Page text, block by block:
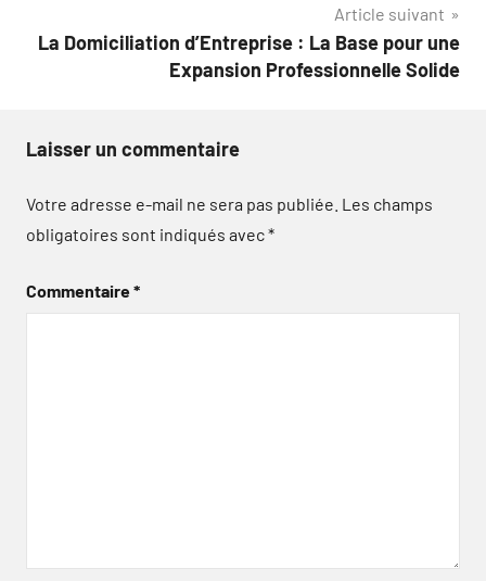
Article suivant
La Domiciliation d’Entreprise : La Base pour une
Expansion Professionnelle Solide
Laisser un commentaire
Votre adresse e-mail ne sera pas publiée. Les champs
obligatoires sont indiqués avec*
Commentaire*